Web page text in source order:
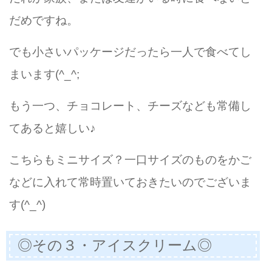
だめですね。
でも小さいパッケージだったら一人で食べてし
まいます(^_^;
もう一つ、チョコレート、チーズなども常備し
てあると嬉しい♪
こちらもミニサイズ？一口サイズのものをかご
などに入れて常時置いておきたいのでございま
す(^_^)
◎その３・アイスクリーム◎